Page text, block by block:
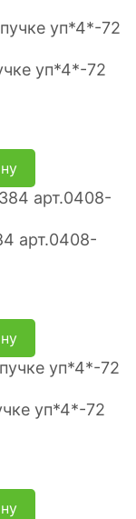
уп*4*-72
арт.0408-
уп*4*-72